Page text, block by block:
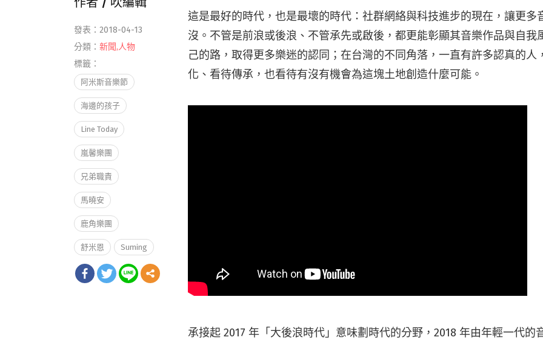
這是最好的時代，也是最壞的時代：社群網絡與科技進步的現在，讓更多
沒。不管是前浪或後浪、不管承先或啟後，都更能彰顯其音樂作品與自我
己的路，取得更多樂迷的認同；在台灣的不同角落，一直有許多認真的人
化、看待傳承，也看待有沒有機會為這塊土地創造什麼可能。
承接起 2017 年「大後浪時代」意味劃時代的分野，2018 年由年輕一代的
發表：2018-04-13
分類： 新聞,人物
標籤：
阿米斯音樂節
海邊的孩子
Line Today
嵐馨樂團
兄弟職責
馬曉安
鹿角樂團
舒米恩 Suming